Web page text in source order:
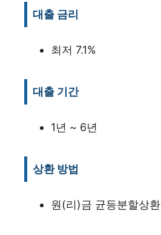
대출 금리
최저 7.1%
대출 기간
1년 ~ 6년
상환 방법
원(리)금 균등분할상환